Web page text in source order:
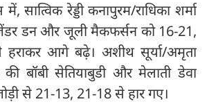
सात्विक रेड्डी कनापुरम/राधिका शर्मा
डन और जूली मैकफर्सन को 16-21,
आगे बढ़े। अशीथ सूर्या/अमृता
की बॉबी सेतियाबुडी और मेलाती डेवा
से 21-13, 21-18 से हार गए।